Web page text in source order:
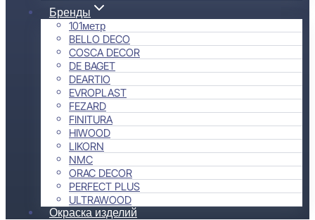
Бренды
101метр
BELLO DECO
COSCA DECOR
DE BAGET
DEARTIO
EVROPLAST
FEZARD
FINITURA
HIWOOD
LIKORN
NMC
ORAC DECOR
PERFECT PLUS
ULTRAWOOD
Окраска изделий